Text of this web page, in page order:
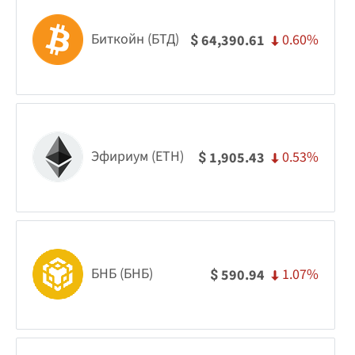
Биткойн (БТД) $64,390.61 0.60%
Эфириум (ETH) $ 1,905.43 0.53%
БНБ (БНБ) $590.94 1.07%